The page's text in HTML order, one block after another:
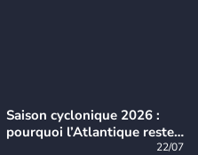
Saison cyclonique 2026 :
pourquoi l’Atlantique reste
22/07